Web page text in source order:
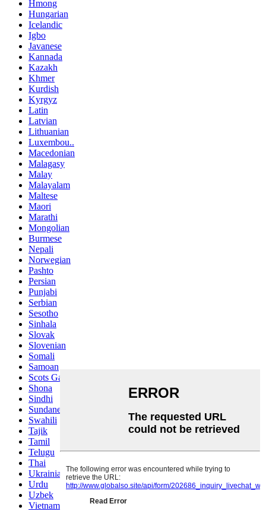
Hmong
Hungarian
Icelandic
Igbo
Javanese
Kannada
Kazakh
Khmer
Kurdish
Kyrgyz
Latin
Latvian
Lithuanian
Luxembou..
Macedonian
Malagasy
Malay
Malayalam
Maltese
Maori
Marathi
Mongolian
Burmese
Nepali
Norwegian
Pashto
Persian
Punjabi
Serbian
Sesotho
Sinhala
Slovak
Slovenian
Somali
Samoan
Scots Gaelic
Shona
Sindhi
Sundanese
Swahili
Tajik
Tamil
Telugu
Thai
Ukrainian
Urdu
Uzbek
Vietnamese